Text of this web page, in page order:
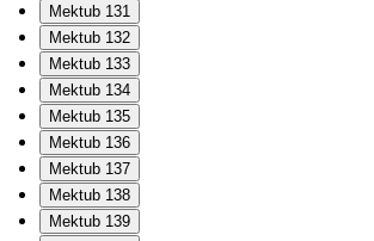
Mektub 131
Mektub 132
Mektub 133
Mektub 134
Mektub 135
Mektub 136
Mektub 137
Mektub 138
Mektub 139